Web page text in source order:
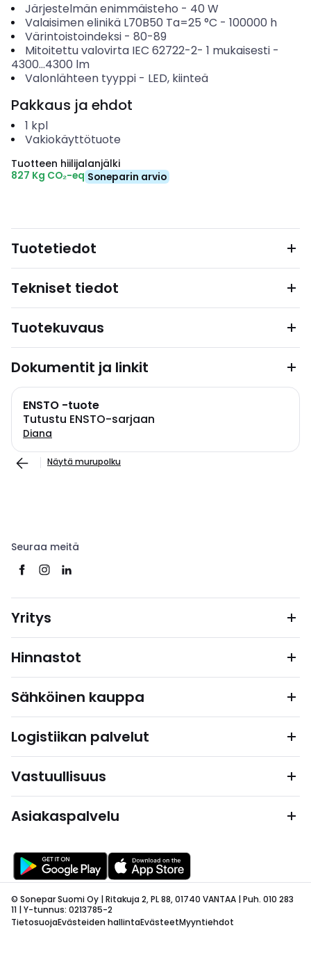
Järjestelmän enimmäisteho - 40 W
Valaisimen elinikä L70B50 Ta=25 °C - 100000 h
Värintoistoindeksi- 80-89
Mitoitettu valovirta IEC 62722-2- 1 mukaisesti-
4300...4300 lm
Valonlähteen tyyppi- LED, kiinteä
Pakkaus ja ehdot
1 kpl
Vakiokäyttötuote
Tuotteen hiilijalanjälki
827 Kg CO₂-eq Soneparin arvio
Tuotetiedot
Tekniset tiedot
Tuotekuvaus
Dokumentit ja linkit
ENSTO -tuote
Tutustu ENSTO-sarjaan
Diana
Näytä murupolku
Seuraa meitä
Yritys
Hinnastot
Sähköinen kauppa
Logistiikan palvelut
Vastuullisuus
Asiakaspalvelu
© Sonepar Suomi Oy | Ritakuja 2, PL 88, 01740 VANTAA | Puh. 010 283
11 | Y-tunnus: 0213785-2
TietosuojaEvästeiden hallintaEvästeetMyyntiehdot